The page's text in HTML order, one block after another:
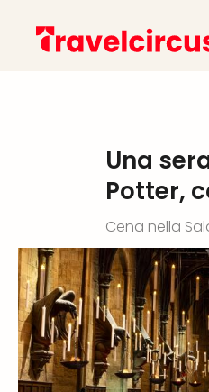
Una
Potter,
Cena nella